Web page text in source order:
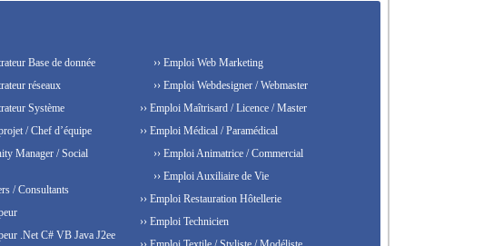
Base de donnée
réseaux
Système
/ Chef d’équipe
Manager / Social
/ Consultants
.Net C# VB Java J2ee
›› Emploi Web Marketing
›› Emploi Webdesigner / Webmaster
›› Emploi Maîtrisard / Licence / Master
›› Emploi Médical / Paramédical
›› Emploi Animatrice / Commercial
›› Emploi Auxiliaire de Vie
›› Emploi Restauration Hôtellerie
›› Emploi Technicien